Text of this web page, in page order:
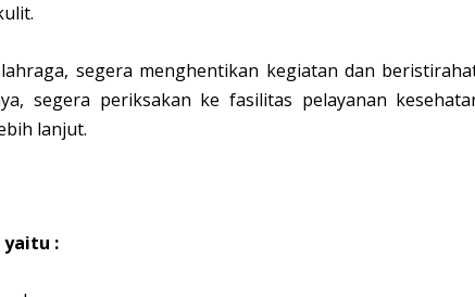
segera menghentikan kegiatan dan
segera periksakan ke fasilitas pelayanan
lanjut.
: